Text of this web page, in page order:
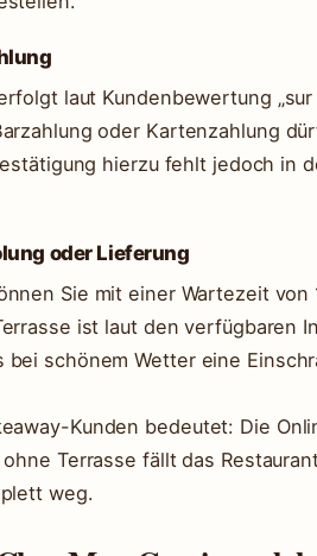
laut Kundenbewertung
oder Kartenzahlung
hierzu fehlt jedoch in
oder Lieferung
Sie mit einer Wartezeit von
ist laut den verfügbaren
bei schönem Wetter eine
Kunden bedeutet: Die
Terrasse fällt das
weg.